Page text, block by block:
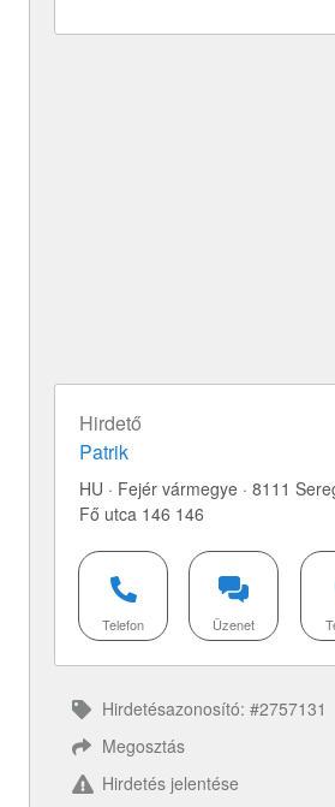
Hirdető
Patrik
HU · Fejér vármegye · 8111
Fő utca 146 146
Telefon Üzenet
Hirdetésazonosító: #2757131
Megosztás
Hirdetés jelentése